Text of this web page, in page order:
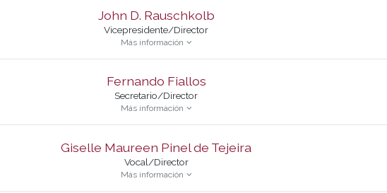
John D. Rauschkolb
Vicepresidente/Director
Más información
Fernando Fiallos
Secretario/Director
Más información
Giselle Maureen Pinel de Tejeira
Vocal/Director
Más información